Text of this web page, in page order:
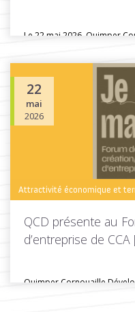
Le 22 mai 2026, Quimper
Toutes les actus de
22
mai
2026
Attractivité économique et
QCD présente au
d’entreprise de
Quimper Cornouaille